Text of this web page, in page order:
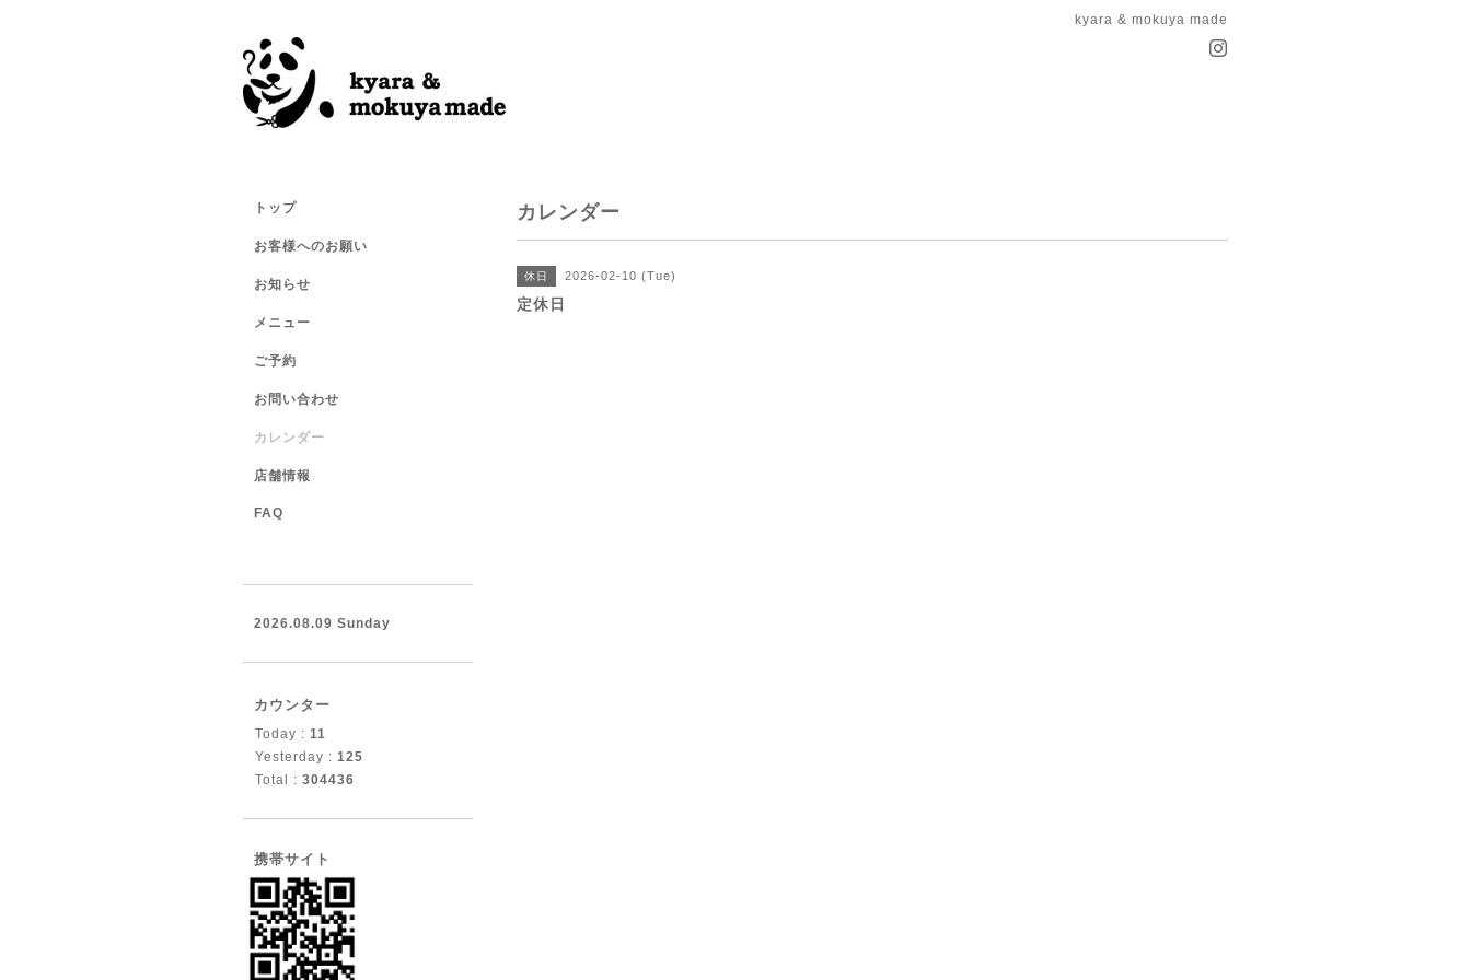
kyara & mokuya made
カレンダー
休日 2026-02-10 (Tue)
定休日
トップ
お客様へのお願い
お知らせ
メニュー
ご予約
お問い合わせ
カレンダー
店舗情報
FAQ
2026.08.09 Sunday
カウンター
Today : 11
Yesterday : 125
Total : 304436
携帯サイト